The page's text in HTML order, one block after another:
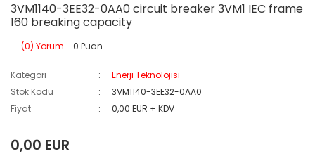
3VM1140-3EE32-0AA0 circuit breaker 3VM1 IEC frame
160 breaking capacity
(0) Yorum - 0 Puan
Kategori
Enerji Teknolojisi
Stok Kodu
3VM1140-3EE32-0AA0
Fiyat
0,00 EUR + KDV
0,00 EUR